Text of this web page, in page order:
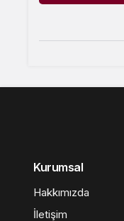
Kurumsal
Hakkımızda
İletişim